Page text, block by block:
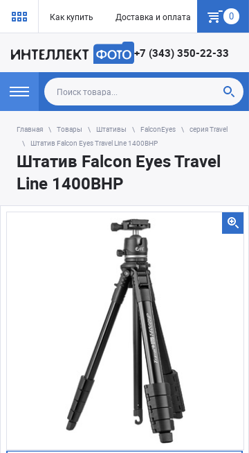
Как купить Доставка и оплата Гарантия
0
+7 (343) 350-22-33
Главная Товары Штативы FalconEyes
серия Travel
Штатив Falcon Eyes Travel Line 1400BHP
Штатив Falcon Eyes Travel
Line 1400BHP